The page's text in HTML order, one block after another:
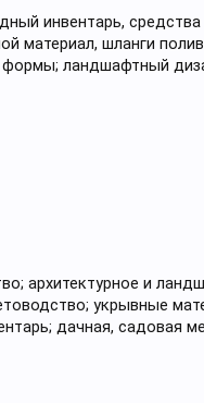
инвентарь,
материал, шланги
формы; ландшафтный
архитектурное и
укрывные
дачная, садовая